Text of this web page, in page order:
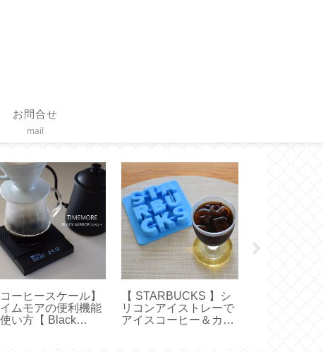
お問合せ
mail
コーヒースケール】
ムモアの便利機能
い方【 Black
【 STARBUCKS 】シ
リコンアイストレーで
アイスコーヒー＆カフ